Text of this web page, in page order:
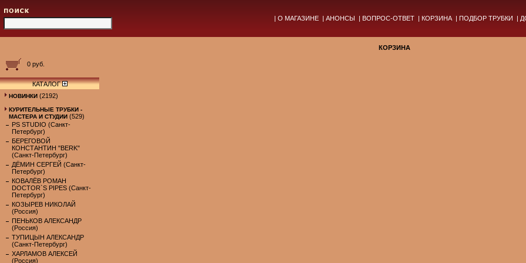
| О МАГАЗИНЕ | АНОНСЫ | ВОПРОС-ОТВЕТ | КОРЗИНА | ПОДБОР ТРУБКИ |
КОРЗИНА
0 руб.
КАТАЛОГ
НОВИНКИ (2192)
КУРИТЕЛЬНЫЕ ТРУБКИ -
МАСТЕРА И СТУДИИ (529)
PS STUDIO (Санкт-
Петербург)
БЕРЕГОВОЙ
КОНСТАНТИН "BERK"
(Санкт-Петербург)
ДЁМИН СЕРГЕЙ (Санкт-
Петербург)
КОВАЛЁВ РОМАН
DOCTOR`S PIPES (Санкт-
Петербург)
КОЗЫРЕВ НИКОЛАЙ
(Россия)
ПЕНЬКОВ АЛЕКСАНДР
(Россия)
ТУПИЦЫН АЛЕКСАНДР
(Санкт-Петербург)
ХАРЛАМОВ АЛЕКСЕЙ
(Россия)